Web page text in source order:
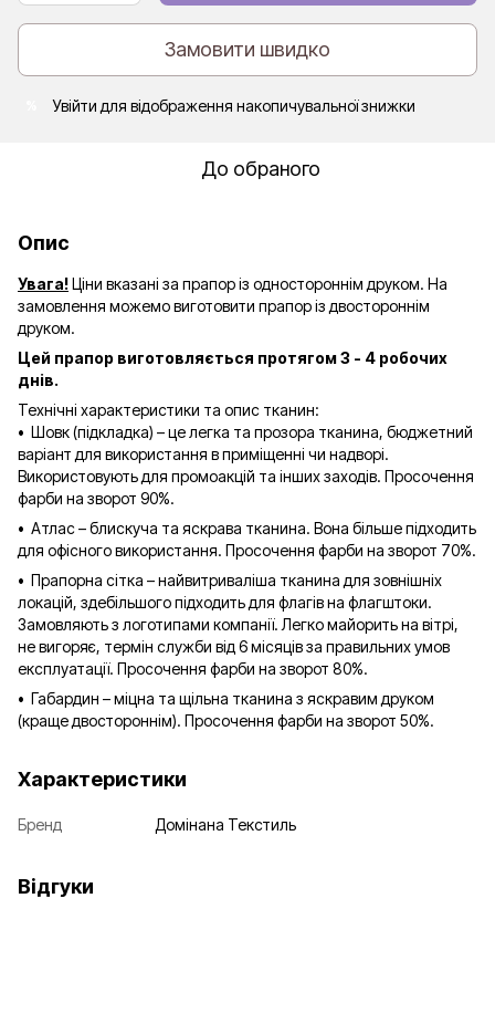
Замовити швидко
Увійти для відображення накопичувальної знижки
До обраного
Опис
Увага!Ціни вказані за прапор із одностороннім друком. На
замовлення можемо виготовити прапор із двостороннім
друком.
Цей прапор виготовляється протягом 3 - 4 робочих
днів.
Технічні характеристики та опис тканин:
• Шовк (підкладка) – це легка та прозора тканина, бюджетний
варіант для використання в приміщенні чи надворі.
Використовують для промоакцій та інших заходів. Просочення
фарби на зворот 90%.
• Атлас – блискуча та яскрава тканина. Вона більше підходить
для офісного використання. Просочення фарби на зворот 70%.
• Прапорна сітка – найвитриваліша тканина для зовнішніх
локацій, здебільшого підходить для флагів на флагштоки.
Замовляють з логотипами компанії. Легко майорить на вітрі,
не вигоряє, термін служби від 6 місяців за правильних умов
експлуатації. Просочення фарби на зворот 80%.
• Габардин – міцна та щільна тканина з яскравим друком
(краще двостороннім). Просочення фарби на зворот 50%.
Характеристики
Бренд Домінана Текстиль
Відгуки